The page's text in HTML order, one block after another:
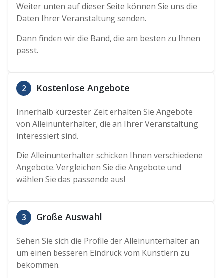
Weiter unten auf dieser Seite können Sie uns die
Daten Ihrer Veranstaltung senden.
Dann finden wir die Band, die am besten zu Ihnen
passt.
2 Kostenlose Angebote
Innerhalb kürzester Zeit erhalten Sie Angebote
von Alleinunterhalter, die an Ihrer Veranstaltung
interessiert sind.
Die Alleinunterhalter schicken Ihnen verschiedene
Angebote. Vergleichen Sie die Angebote und
wählen Sie das passende aus!
3 Große Auswahl
Sehen Sie sich die Profile der Alleinunterhalter an
um einen besseren Eindruck vom Künstlern zu
bekommen.